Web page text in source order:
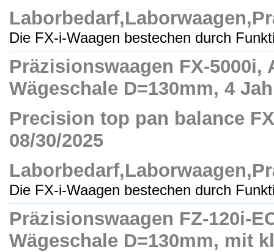
Die FX-i-Waagen bestechen durch
Präzisionswaagen FX-
Wägeschale D=130mm, 4
Precision top pan balance
08/30/2025
Die FX-i-Waagen bestechen durch
Präzisionswaagen FZ-120i-
Wägeschale D=130mm, mit